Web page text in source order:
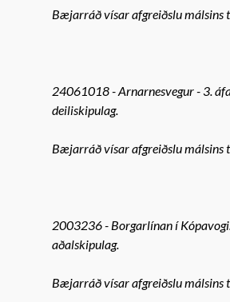
Bæjarráð vísar afgreiðslu
24061018 - Arnarnesvegur - 3.
deiliskipulag.
Bæjarráð vísar afgreiðslu
2003236 - Borgarlínan í
aðalskipulag.
Bæjarráð vísar afgreiðslu